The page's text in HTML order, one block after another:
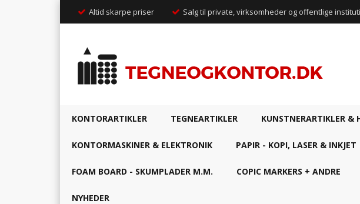
Altid skarpe priser Salg til private, virksomheder og offentlige
KONTORARTIKLER TEGNEARTIKLER KUNSTNERARTIKLER &
KONTORMASKINER & ELEKTRONIK PAPIR - KOPI, LASER & INKJET
FOAM BOARD - SKUMPLADER M.M. COPIC MARKERS + ANDRE
NYHEDER